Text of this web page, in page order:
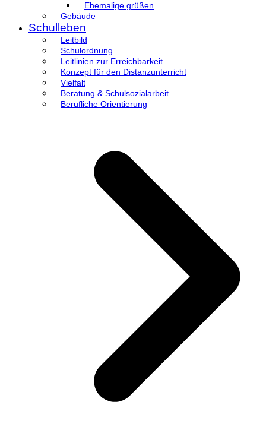
Ehemalige grüßen
Gebäude
Schulleben
Leitbild
Schulordnung
Leitlinien zur Erreichbarkeit
Konzept für den Distanzunterricht
Vielfalt
Beratung & Schulsozialarbeit
Berufliche Orientierung